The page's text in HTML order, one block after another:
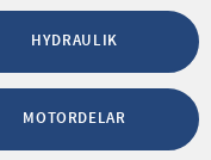
HYDRAULIK
MOTORDELAR